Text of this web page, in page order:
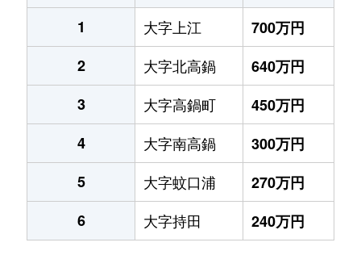
1
大字上江
700万円
2
大字北高鍋
640万円
3
大字高鍋町
450万円
4
大字南高鍋
300万円
5
大字蚊口浦
270万円
6
大字持田 240万円